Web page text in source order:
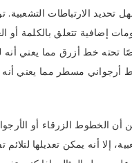
تحديد الارتباطات التشعبية.
إضافية تتعلق بالكلمة أو
تحته خط أزرق مما يعني أنه
أرجواني مسطر مما يعني أنه
أن الخطوط الزرقاء أو
إلا أنه يمكن تعديلها لتلائم